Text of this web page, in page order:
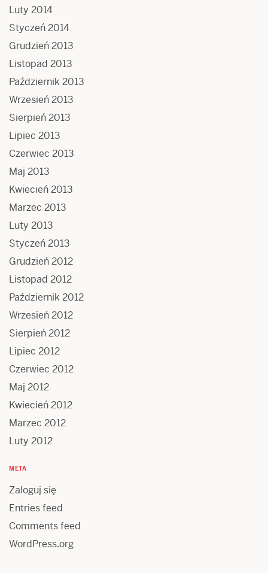
Luty 2014
Styczeń 2014
Grudzień 2013
Listopad 2013
Październik 2013
Wrzesień 2013
Sierpień 2013
Lipiec 2013
Czerwiec 2013
Maj 2013
Kwiecień 2013
Marzec 2013
Luty 2013
Styczeń 2013
Grudzień 2012
Listopad 2012
Październik 2012
Wrzesień 2012
Sierpień 2012
Lipiec 2012
Czerwiec 2012
Maj 2012
Kwiecień 2012
Marzec 2012
Luty 2012
META
Zaloguj się
Entries feed
Comments feed
WordPress.org